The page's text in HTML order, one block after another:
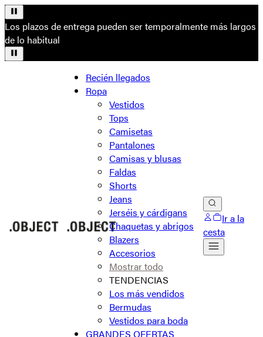
Los plazos de entrega pueden ser temporalmente más largos
de lo habitual
Recién llegados
Ropa
Vestidos
Tops
Camisetas
Pantalones
Camisas y blusas
Faldas
Shorts
Jeans
Jerséis y cárdigans
Chaquetas y abrigos
Blazers
Accesorios
Mostrar todo
TENDENCIAS
Los más vendidos
Bermudas
Vestidos para boda
GRANDES OFERTAS
Ir a la
cesta